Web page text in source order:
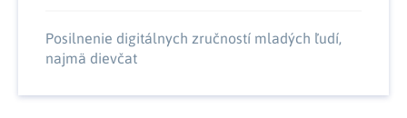
Posilnenie digitálnych zručností mladých ľudí,
najmä dievčat